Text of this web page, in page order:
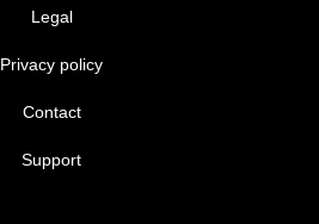
Legal
Privacy policy
Contact
Support